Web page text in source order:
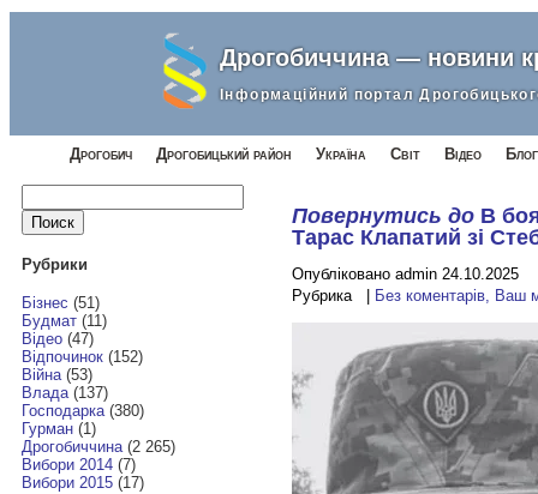
Дрогобиччина — новини
Інформаційний портал
Дрогобич Дрогобицький район Україна Світ Відео
Найти:
Рубрики
Бізнес (51)
Будмат(11)
Відео(47)
Відпочинок(152)
Війна(53)
Влада(137)
Господарка(380)
Гурман(1)
Дрогобиччина(2 265)
Вибори 2014(7)
Вибори 2015(17)
Повернутись до В
Тарас Клапатий зі
Опубліковано admin 24.10.2025
Рубрика | Без коментарів, Ваш